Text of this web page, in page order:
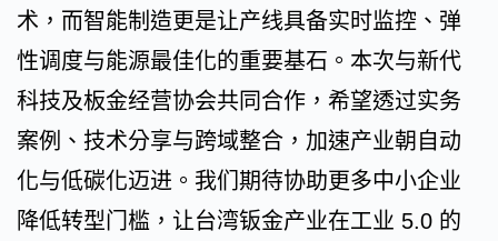
术，而智能制造更是让产线具备实时监控、弹
性调度与能源最佳化的重要基石。本次与新代
科技及板金经营协会共同合作，希望透过实务
案例、技术分享与跨域整合，加速产业朝自动
化与低碳化迈进。我们期待协助更多中小企业
降低转型门槛，让台湾钣金产业在工业 5.0 的